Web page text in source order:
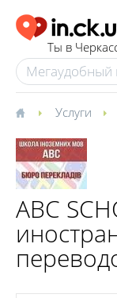
Ты в
Услуги
ABC